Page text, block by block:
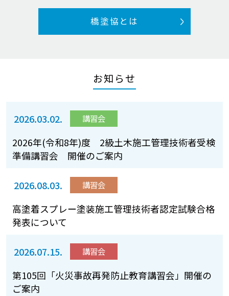
橋塗協とは
お知らせ
2026.03.02. 講習会
2026年(令和8年)度 2級土木施工管理技術者受検
準備講習会 開催のご案内
2026.08.03. 講習会
高塗着スプレー塗装施工管理技術者認定試験合格
発表について
2026.07.15. 講習会
第105回「火災事故再発防止教育講習会」開催の
ご案内